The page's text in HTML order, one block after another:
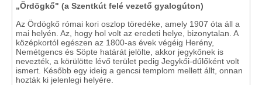
„Ördögkő" (a Szentkút felé vezető gyalogúton)
Az Ördögkő római kori oszlop töredéke, amely 1907 óta áll a
mai helyén. Az, hogy hol volt az eredeti helye, bizonytalan. A
középkortól egészen az 1800-as évek végéig Herény,
Nemétgencs és Söpte határát jelölte, akkor jegykőnek is
nevezték, a körülötte lévő terület pedig Jegykői-dűlőként volt
ismert. Később egy ideig a gencsi templom mellett állt, onnan
hozták ki jelenlegi helyére.